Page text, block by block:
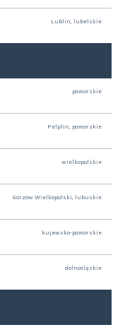
Lublin, lubelskie
pomorskie
Pelplin, pomorskie
wielkopolskie
Gorzów Wielkopolski, lubuskie
kujawsko-pomorskie
dolnośląskie